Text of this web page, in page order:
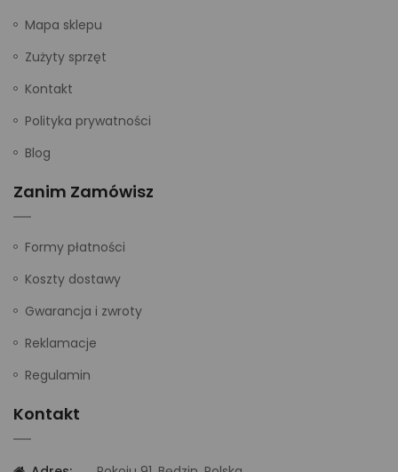
Mapa sklepu
Zużyty sprzęt
Kontakt
Polityka prywatności
Blog
Zanim Zamówisz
Formy płatności
Koszty dostawy
Gwarancja i zwroty
Reklamacje
Regulamin
Kontakt